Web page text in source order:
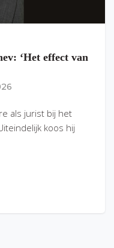
‘Het effect van
als jurist bij het
koos hij